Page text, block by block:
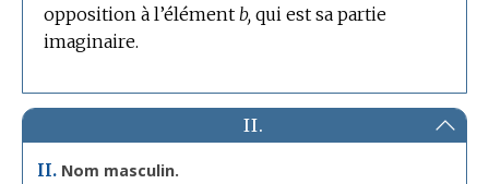
opposition à l’élément b,qui est sa partie
imaginaire.
II.
II. Nom masculin.